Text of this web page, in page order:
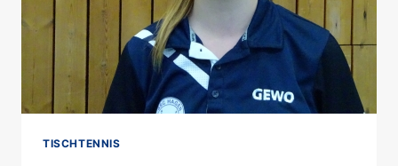
TISCHTENNIS